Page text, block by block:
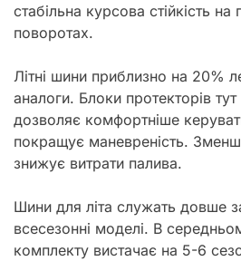
стабільна курсова стійкість
поворотах.
Літні шини приблизно на 20%
аналоги. Блоки протекторів
дозволяє комфортніше
покращує маневреність.
знижує витрати палива.
Шини для літа служать довше
всесезонні моделі. В
комплекту вистачає на 5-6